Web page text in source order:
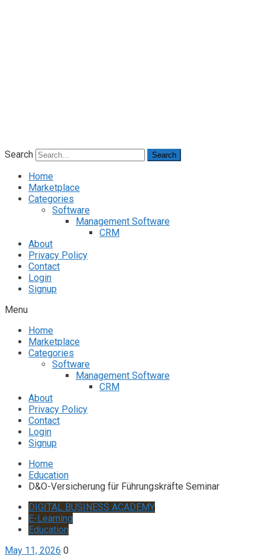
Search Search
Home
Marketplace
Categories
Software
Management Software
CRM
About
Privacy Policy
Contact
Login
Signup
Menu
Home
Marketplace
Categories
Software
Management Software
CRM
About
Privacy Policy
Contact
Login
Signup
Home
Education
D&O-Versicherung für Führungskräfte Seminar
DIGITAL BUSINESS ACADEMY
E-Learning
Education
May 11, 2026 0